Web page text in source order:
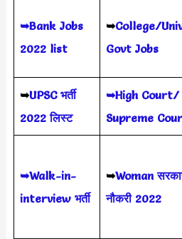
➥Bank Jobs
2022 list
➥College/
Govt Jobs
➥UPSC भर्ती
2022 लिस्ट
➥High Court/
Supreme
➥Walk-in-
interview भर्ती
➥Woman
नौकरी 2022